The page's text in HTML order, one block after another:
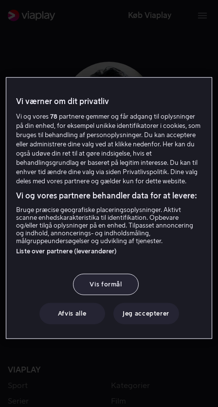
Køb Viaplay
Christopher Jacot
Stemme Skuespiller
VIAPLAY
Sport
Kategorier
Serier
Film
Vi værner om dit privatliv
Vi og vores78 partnere gemmer og får adgang til oplysninger
på din enhed, for eksempel unikke identifikatorer i cookies, som
bruges til behandling af personoplysninger. Du kan acceptere
eller administrere dine valg ved at klikke nedenfor. Her kan du
også udøve din ret til at gøre indsigelse, hvis et
behandlingsgrundlag er baseret på legitim interesse. Du kan til
enhver tid ændre dine valg via siden Privatlivspolitik. Dine valg
deles med vores partnere og gælder kun for dette website.
Vi og vores partnere behandler data for at levere:
Bruge præcise geografiske placeringsoplysninger. Aktivt
scanne enhedskarakteristika til identifikation. Opbevare
og/eller tilgå oplysninger på en enhed. Tilpasset annoncering
og indhold, annoncerings- og indholdsmåling,
målgruppeundersøgelser og udvikling af tjenester.
Liste over partnere (leverandører)
Vis formål
Afvis alle Jeg accepterer